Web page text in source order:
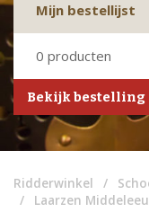
Mijn bestellijst
0 producten
Bekijk bestelling
Ridderwinkel
Laarzen